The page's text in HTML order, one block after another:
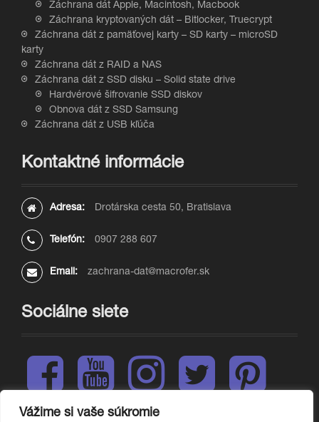
Vážime si vaše súkromie
Záchrana dát Apple, Macintosh, Macbook
Záchrana kryptovaných dát – Bitlocker, Truecrypt
Záchrana dát z pamäťovej karty – SD karty – microSD
karty
Záchrana dát z RAID a NAS
Záchrana dát z SSD disku – Solid state drive
Hardvérové šifrovanie SSD diskov
Obnova dát z SSD Samsung
Záchrana dát z USB kľúča
Kontaktné informácie
Adresa: Drotárska cesta 50, Bratislava
Telefón: 0907 288 607
Email: zachrana-dat@macrofer.sk
Sociálne siete
F
c
b
Y
u
u
s
T
i
P
n
L